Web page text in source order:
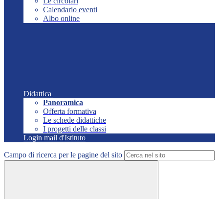
Calendario eventi
Albo online
Didattica
Panoramica
Offerta formativa
Le schede didattiche
I progetti delle classi
Login mail d'Istituto
Campo di ricerca per le pagine del sito